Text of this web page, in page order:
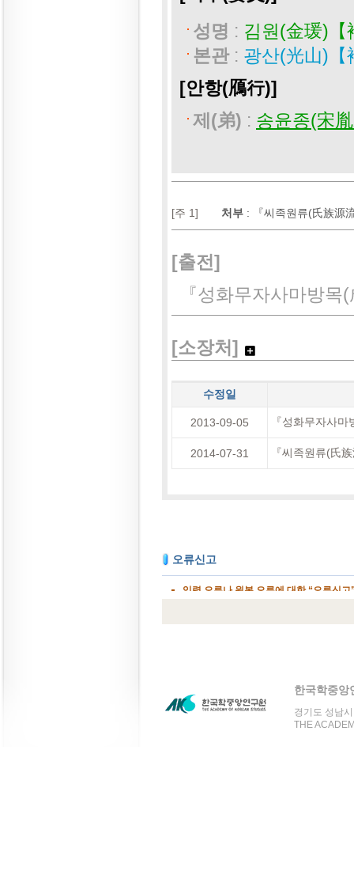
성명 : 김원(金瑗)【
본관: 광산(光山)【
[안항(鴈行)]
제(弟) : 송윤종(宋
[주 1] 처부 : 『씨족원류(氏族
[출전]
『성화무자사마방
[소장처]
수정일
2013-09-05 『성화무자사
2014-07-31 『씨족원류(氏
한국학중앙
경기도 성남
THE